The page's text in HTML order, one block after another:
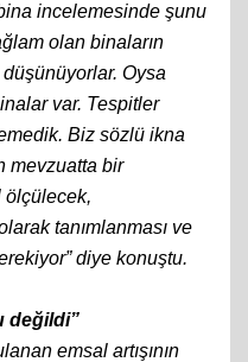
incelemesinde şunu
olan binaların
Oysa
var. Tespitler
Biz sözlü ikna
mevzuatta bir
ölçülecek,
tanımlanması ve
diye konuştu.
değildi”
emsal artışının